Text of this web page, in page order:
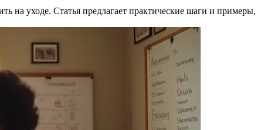
на уходе. Статья предлагает практические шаги и примеры,